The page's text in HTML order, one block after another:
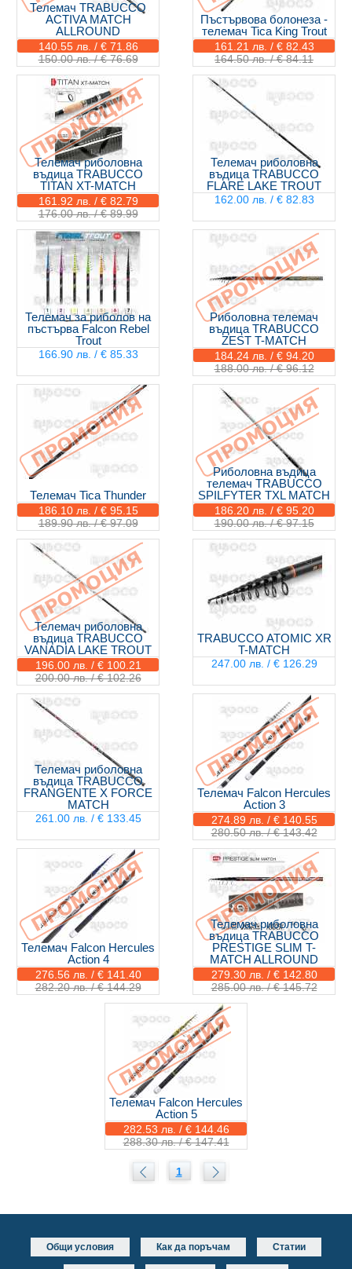
Телемач TRABUCCO
ACTIVA MATCH
ALLROUND
140.55 лв. / € 71.86
150.00 лв. / € 76.69
Пъстървова болонеза -
телемач Tica King Trout
161.21 лв. / € 82.43
164.50 лв. / € 84.11
Телемач риболовна
въдица TRABUCCO
TITAN XT-MATCH
161.92 лв. / € 82.79
176.00 лв. / € 89.99
Телемач риболовна
въдица TRABUCCO
FLARE LAKE TROUT
162.00 лв. / € 82.83
Телемач за риболов на
пъстърва Falcon Rebel
Trout
166.90 лв. / € 85.33
Риболовна телемач
въдица TRABUCCO
ZEST T-MATCH
184.24 лв. / € 94.20
188.00 лв. / € 96.12
Телемач Tica Thunder
186.10 лв. / € 95.15
189.90 лв. / € 97.09
Риболовна въдица
телемач TRABUCCO
SPILFYTER TXL MATCH
186.20 лв. / € 95.20
190.00 лв. / € 97.15
Телемач риболовна
въдица TRABUCCO
VANADIA LAKE TROUT
196.00 лв. / € 100.21
200.00 лв. / € 102.26
TRABUCCO ATOMIC XR
T-MATCH
247.00 лв. / € 126.29
Телемач риболовна
въдица TRABUCCO
FRANGENTE X FORCE
MATCH
261.00 лв. / € 133.45
Телемач Falcon Hercules
Action 3
274.89 лв. / € 140.55
280.50 лв. / € 143.42
Телемач Falcon Hercules
Action 4
276.56 лв. / € 141.40
282.20 лв. / € 144.29
Телемач риболовна
въдица TRABUCCO
PRESTIGE SLIM T-
MATCH ALLROUND
279.30 лв. / € 142.80
285.00 лв. / € 145.72
Телемач Falcon Hercules
Action 5
282.53 лв. / € 144.46
288.30 лв. / € 147.41
1
Общи условия Как да поръчам Статии